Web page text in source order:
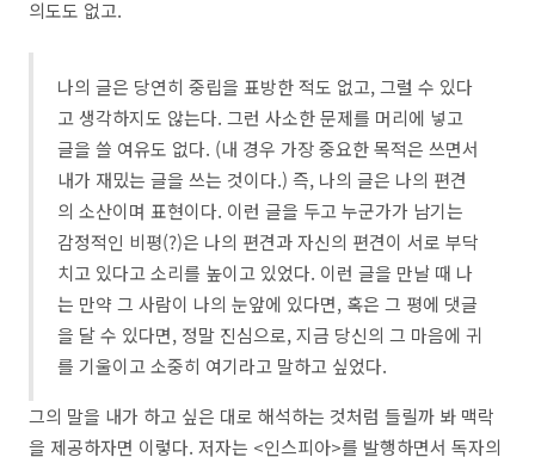
의도도 없고.
나의 글은 당연히 중립을 표방한 적도 없고, 그럴 수 있다
고 생각하지도 않는다. 그런 사소한 문제를 머리에 넣고
글을 쓸 여유도 없다. (내 경우 가장 중요한 목적은 쓰면서
내가 재밌는 글을 쓰는 것이다.) 즉, 나의 글은 나의 편견
의 소산이며 표현이다. 이런 글을 두고 누군가가 남기는
감정적인 비평(?)은 나의 편견과 자신의 편견이 서로 부닥
치고 있다고 소리를 높이고 있었다. 이런 글을 만날 때 나
는 만약 그 사람이 나의 눈앞에 있다면, 혹은 그 평에 댓글
을 달 수 있다면, 정말 진심으로, 지금 당신의 그 마음에 귀
를 기울이고 소중히 여기라고 말하고 싶었다.
그의 말을 내가 하고 싶은 대로 해석하는 것처럼 들릴까 봐 맥락
을 제공하자면 이렇다. 저자는 <인스피아>를 발행하면서 독자의